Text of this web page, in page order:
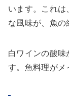
います。これ
な風味が、魚の
白ワインの酸味
す。魚料理がメ